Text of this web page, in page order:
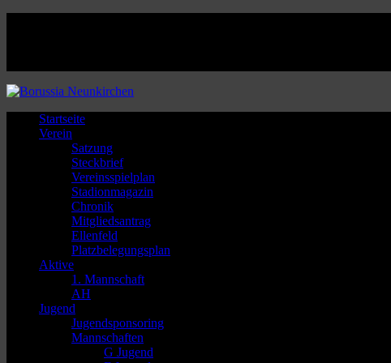
Startseite
Verein
Satzung
Steckbrief
Vereinsspielplan
Stadionmagazin
Chronik
Mitgliedsantrag
Ellenfeld
Platzbelegungsplan
Aktive
1. Mannschaft
AH
Jugend
Jugendsponsoring
Mannschaften
G Jugend